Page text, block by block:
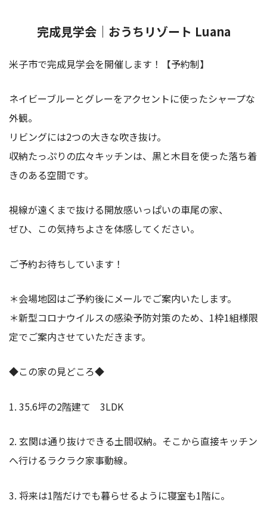
完成見学会｜おうちリゾート Luana
米子市で完成見学会を開催します！【予約制】
ネイビーブルーとグレーをアクセントに使ったシャープな
外観。
リビングには2つの大きな吹き抜け。
収納たっぷりの広々キッチンは、黒と木目を使った落ち着
きのある空間です。
視線が遠くまで抜ける開放感いっぱいの車尾の家、
ぜひ、この気持ちよさを体感してください。
ご予約お待ちしています！
＊会場地図はご予約後にメールでご案内いたします。
＊新型コロナウイルスの感染予防対策のため、1枠1組様限
定でご案内させていただきます。
◆この家の見どころ◆
1. 35.6坪の2階建て 3LDK
2. 玄関は通り抜けできる土間収納。そこから直接キッチン
へ行けるラクラク家事動線。
3. 将来は1階だけでも暮らせるように寝室も1階に。